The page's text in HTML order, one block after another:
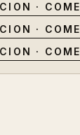
·
·
·